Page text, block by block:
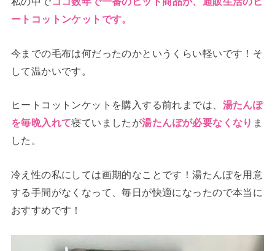
ートコットンケットです。
今までの毛布は何だったのかというくらい軽いです！そ
して温かいです。
ヒートコットンケットを購入する前れまでは、 湯たんぽ
を毎晩入れて寝ていましたが湯たんぽが必要なくなり ま
した。
冷え性の私にしては画期的なことです！湯たんぽを用意
する手間がなくなって、毎日が快適になったので本当に
おすすめです！